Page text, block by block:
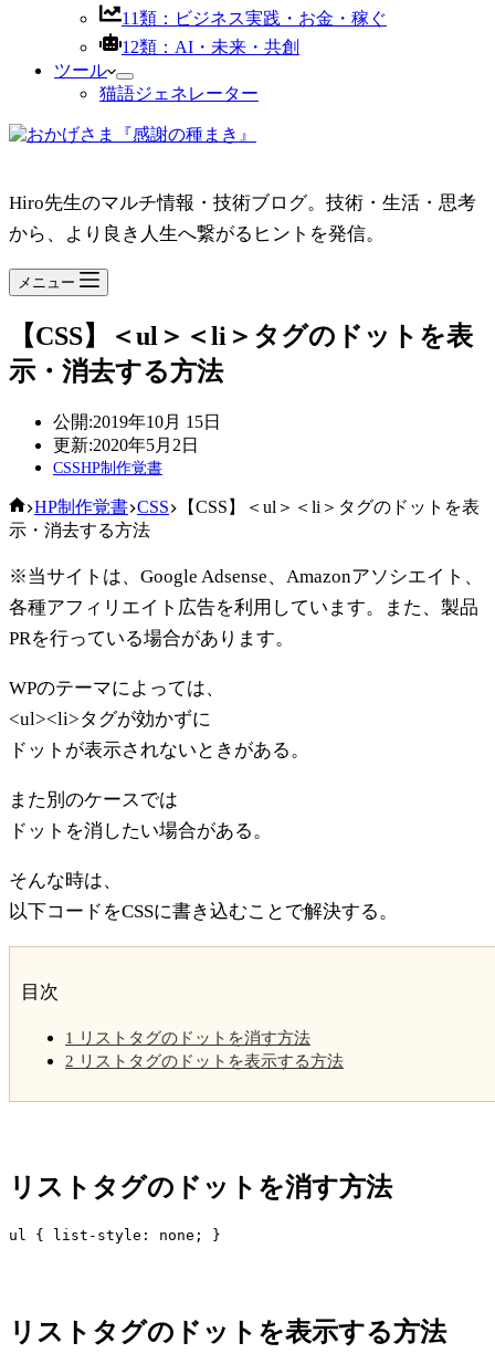
11類：ビジネス実践・お金・稼ぐ
12類：AI・未来・共創
ツール
猫語ジェネレーター
Hiro先生のマルチ情報・技術ブログ。技術・生活・思考
から、より良き人生へ繋がるヒントを発信。
メニュー
【CSS】＜ul＞＜li＞タグのドットを表
示・消去する方法
公開:2019年10月 15日
更新:2020年5月2日
CSSHP制作覚書
ホ
ー
HP制作覚書 CSS
【CSS】＜ul＞＜li＞タグのドットを表
示・消去する方法
※当サイトは、Google Adsense、Amazonアソシエイト、
各種アフィリエイト広告を利用しています。また、製品
PRを行っている場合があります。
WPのテーマによっては、
<ul><li>タグが効かずに
ドットが表示されないときがある。
また別のケースでは
ドットを消したい場合がある。
そんな時は、
以下コードをCSSに書き込むことで解決する。
目次
1 リストタグのドットを消す方法
2 リストタグのドットを表示する方法
リストタグのドットを消す方法
ul { list-style: none; }
リストタグのドットを表示する方法